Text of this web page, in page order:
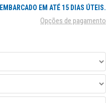
EM ATÉ 15 DIAS ÚTEIS.
Opções de pagamento